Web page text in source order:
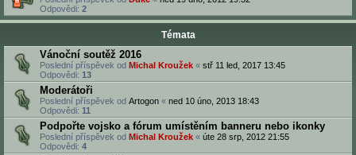
Odpovědi: 2
Témata
Vánoční soutěž 2016
Poslední příspěvek od Michal Kroužek « stř 11 led, 2017 13:45
Odpovědi: 13
Moderátoři
Poslední příspěvek od Artogon « ned 10 úno, 2013 18:43
Odpovědi: 11
Podpořte vojsko a fórum umístěním banneru nebo ikonky
Poslední příspěvek od Michal Kroužek « úte 28 srp, 2012 21:55
Odpovědi: 4